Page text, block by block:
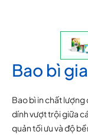
Bao bì
Bao bì in chất
dính vượt trội giữa
quản tối ưu và độ